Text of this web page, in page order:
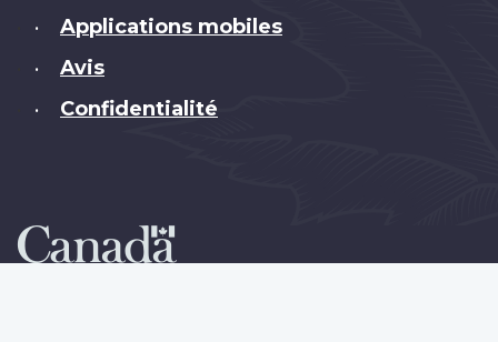
• Applications mobiles
• Avis
• Confidentialité